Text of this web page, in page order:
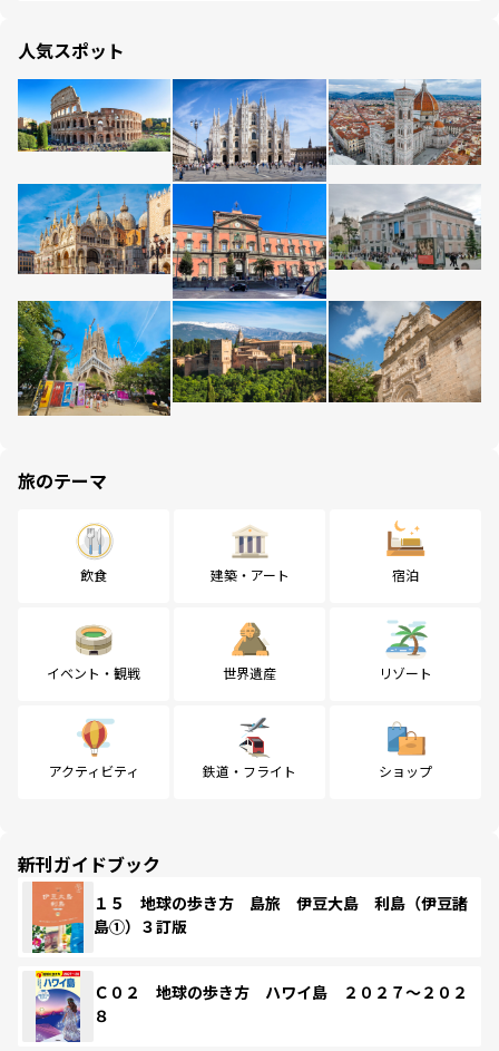
人気スポット
旅のテーマ
飲食 建築・アート 宿泊
イベント・観戦 世界遺産 リゾート
アクティビティ 鉄道・フライト ショップ
新刊ガイドブック
１５ 地球の歩き方 島旅 伊豆大島 利島（伊豆諸
島①）３訂版
Ｃ０２ 地球の歩き方 ハワイ島 ２０２７～２０２
８